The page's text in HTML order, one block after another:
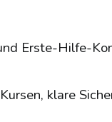
Erste-Hilfe-
klare